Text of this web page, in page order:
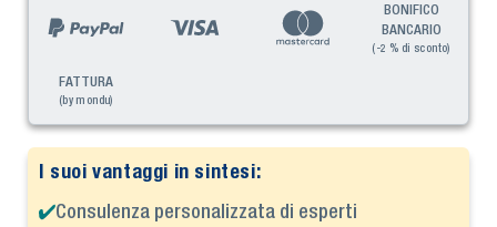
BONIFICO
BANCARIO
(-2 % di sconto)
FATTURA
(by mondu)
I suoi vantaggi in sintesi:
Consulenza personalizzata di esperti